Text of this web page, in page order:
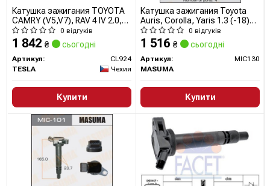
Катушка зажигания TOYOTA
CAMRY (V5,V7), RAV 4 IV 2.0,
2.5i (CL924) TESLA BLATNA
0 відгуків
1 842 ₴ сьогодні
Артикул:
CL924
TESLA
Чехия
Купити
Катушка зажигания Toyota
Auris, Corolla, Yaris 1.3 (-18)
(MIC-130) MASUMA
0 відгуків
1 516 ₴ сьогодні
Артикул:
MIC130
MASUMA
Купити